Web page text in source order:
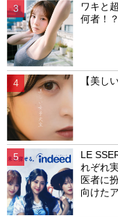
ワキと
何者！
【美し
LE
れぞれ
医者に
向けた